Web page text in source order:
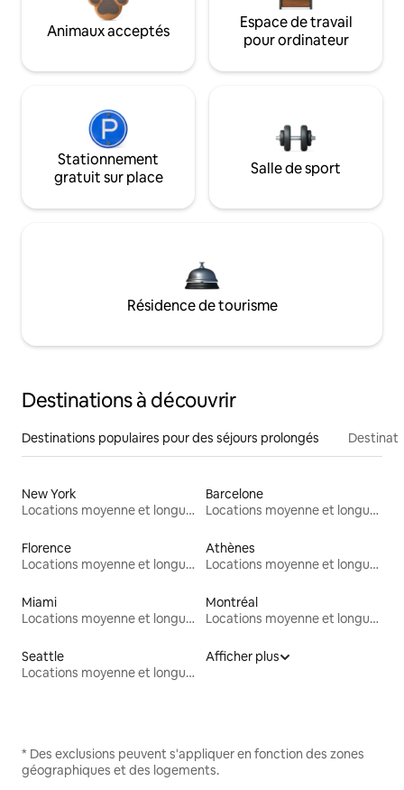
Animaux acceptés
Espace de travail
pour ordinateur
Stationnement
gratuit sur place
Salle de sport
Résidence de tourisme
Destinations à découvrir
Destinations populaires pour des séjours prolongés
New York
Locations moyenne et longue durée
Barcelone
Locations moyenne et longue durée
Florence
Locations moyenne et longue durée
Athènes
Locations moyenne et longue durée
Miami
Locations moyenne et longue durée
Montréal
Locations moyenne et longue durée
Seattle
Locations moyenne et longue durée
Afficher plus
* Des exclusions peuvent s'appliquer en fonction des zones
géographiques et des logements.